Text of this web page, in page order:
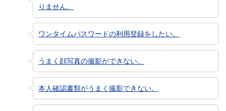
りません。
ワンタイムパスワードの利用登録をしたい。
うまく顔写真の撮影ができない。
本人確認書類がうまく撮影できない。